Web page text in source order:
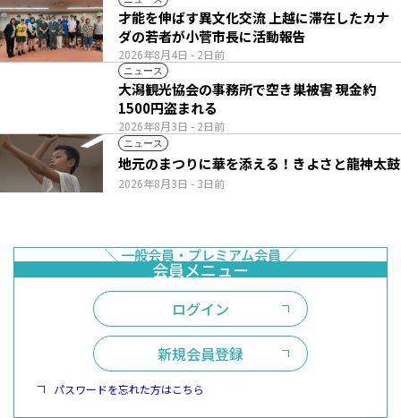
2026年8月4日 - 2日前
才能を伸ばす異文化交流 上越に滞在したカナ
ダの若者が小菅市長に活動報告
ニュース
2026年8月3日 - 2日前
大潟観光協会の事務所で空き巣被害 現金約
1500円盗まれる
ニュース
2026年8月3日 - 3日前
地元のまつりに華を添える！きよさと龍神太鼓
ログイン
新規会員登録
パスワードを忘れた方はこちら